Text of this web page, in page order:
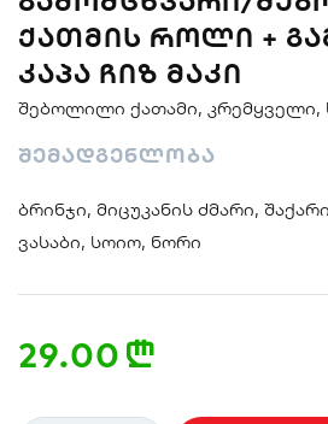
ᲥᲐᲗᲛᲘᲡ ᲠᲝᲚᲘ +
ᲙᲐᲞᲐ ᲩᲘᲖ ᲛᲐᲙᲘ
შებოლილი ქათამი, კრემყველი,
შემადგენლობა
ბრინჯი, მიცუკანის ძმარი,
ვასაბი, სოიო, ნორი
29.00 n